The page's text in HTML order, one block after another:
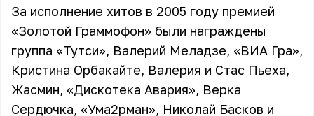
За исполнение хитов в 2005 году премией
«Золотой Граммофон» были награждены
группа «Тутси», Валерий Меладзе, «ВИА Гра»,
Кристина Орбакайте, Валерия и Стас Пьеха,
Жасмин, «Дискотека Авария», Верка
Сердючка, «Ума2рман», Николай Басков и